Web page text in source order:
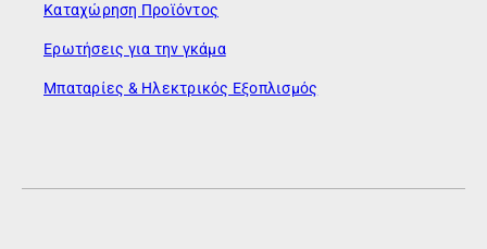
Καταχώρηση Προϊόντος
Ερωτήσεις για την γκάμα
Μπαταρίες & Ηλεκτρικός Εξοπλισμός